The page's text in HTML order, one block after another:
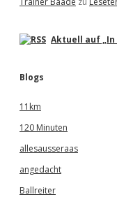
Aktuell auf „In
Blogs
11km
120 Minuten
allesausseraas
angedacht
Ballreiter